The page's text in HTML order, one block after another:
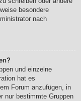
besondere
nach
und einzelne
hat es
Forum anzufügen, in
nur bestimmte Gruppen